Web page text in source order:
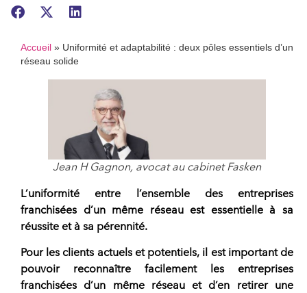
Accueil » Uniformité et adaptabilité : deux pôles essentiels d’un
réseau solide
Jean H Gagnon, avocat au cabinet Fasken
L’uniformité entre l’ensemble des entreprises
franchisées d’un même réseau est essentielle à sa
réussite et à sa pérennité.
Pour les clients actuels et potentiels, il est important de
pouvoir reconnaître facilement les entreprises
franchisées d’un même réseau et d’en retirer une